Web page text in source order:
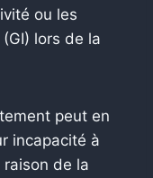
ou les
lors de la
peut en
incapacité à
de la